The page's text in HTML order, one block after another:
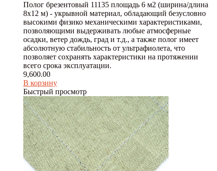
Полог брезентовый 11135 площадь 6 м2 (ширина/длина
8х12 м) - укрывной материал, обладающий безусловно
высокими физико механическими характеристиками,
позволяющими выдерживать любые атмосферные
осадки, ветер дождь, град и т.д., а также полог имеет
абсолютную стабильность от ультрафиолета, что
позволяет сохранять характеристики на протяжении
всего срока эксплуатации.
9,600.00
В корзину
Быстрый просмотр